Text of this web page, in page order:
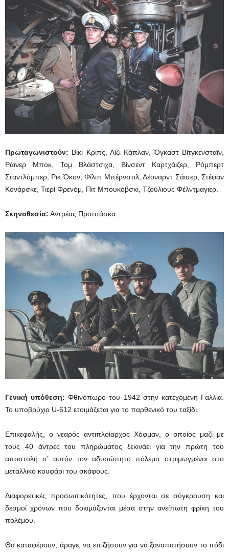
Πρωταγωνιστούν: Βίκι Κριπς, Λίζι Κάπλαν, Όγκαστ Βίτγκενσταϊν,
Ράινερ Μποκ, Τομ Βλάστσιχα, Bίνσεντ Καρτχάιζερ, Ρόμπερτ
Σταντλόμπερ, Ρικ Όκον, Φίλιπ Μπέρνστιλ, Λέοναρντ Σάισερ, Στέφαν
Κονάρσκε, Τιερί Φρενόμ, Πιτ Μπουκόβσκι, Τζούλιους Φέλντμαγιερ.
Σκηνοθεσία: Αντρέας Προτσάσκα.
Γενική υπόθεση: Φθινόπωρο του 1942 στην κατεχόμενη Γαλλία.
Το υποβρύχιο U-612 ετοιμάζεται για το παρθενικό του ταξίδι.
Επικεφαλής, o νεαρός αντιπλοίαρχος Χόφμαν, ο οποίος μαζί με
τους 40 άντρες του πληρώματος ξεκινάει για την πρώτη του
αποστολή σ’ αυτόν τον αδυσώπητο πόλεμο στριμωγμένοι στο
μεταλλικό κουφάρι του σκάφους.
Διαφορετικές προσωπικότητες, που έρχονται σε σύγκρουση και
δεσμοί χρόνων που δοκιμάζονται μέσα στην ανείπωτη φρίκη του
πολέμου.
Θα καταφέρουν, άραγε, να επιζήσουν για να ξαναπατήσουν το πόδι